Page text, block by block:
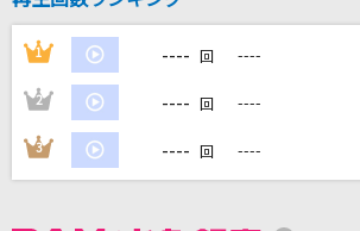
DAMの新曲・ランキングなど
1 ---- 回 ----
2 ---- 回 ----
3 ---- 回 ----